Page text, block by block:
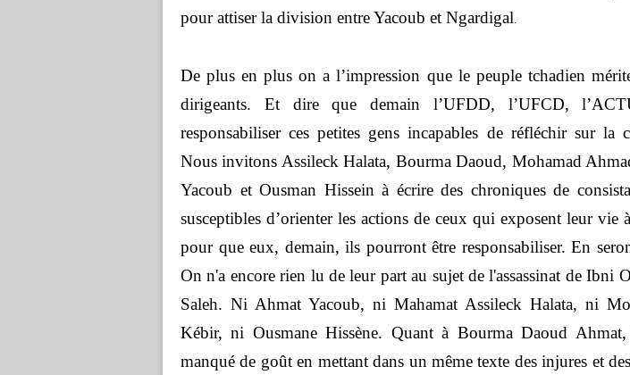
pour attiser la division entre Yacoub et Ngardigal.
De plus en plus on a l’impression que le peuple tchadien
dirigeants. Et dire que demain l’UFDD, l’UFCD,
responsabiliser ces petites gens incapables de réfléchir sur la
Nous invitons Assileck Halata, Bourma Daoud, Mohamad
Yacoub et Ousman Hissein à écrire des chroniques de
susceptibles d’orienter les actions de ceux qui exposent leur vie
pour que eux, demain, ils pourront être responsabiliser. En
On n'a encore rien lu de leur part au sujet de l'assassinat de Ibni
Saleh. Ni Ahmat Yacoub, ni Mahamat Assileck Halata, ni
Kébir, ni Ousmane Hissène. Quant à Bourma Daoud
manqué de goût en mettant dans un même texte des injures et